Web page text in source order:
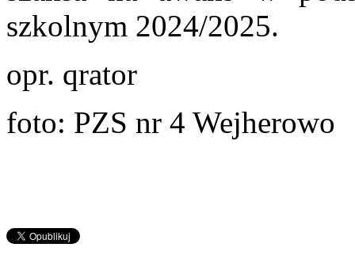
szkolnym 2024/2025.
opr. qrator
foto: PZS nr 4 Wejherowo